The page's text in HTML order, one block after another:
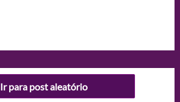
Ir para post aleatório